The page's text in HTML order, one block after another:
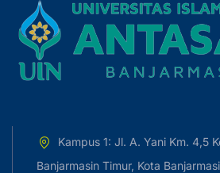
Kampus 1: Jl. A. Yani Km. 4,5
Banjarmasin Timur, Kota